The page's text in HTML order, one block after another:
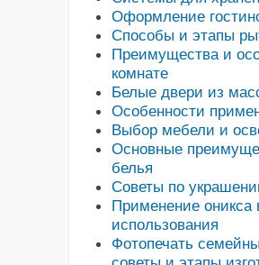
Оформление
Способы и этапы
Преимущества и
комнате
Белые двери из
Особенности
Выбор мебели и
Основные
белья
Советы по
Применение
использования
Фотопечать